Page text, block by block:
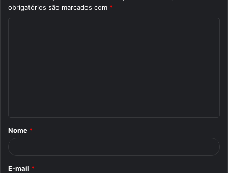
obrigatórios são marcados com *
r
Nome *
E-mail *